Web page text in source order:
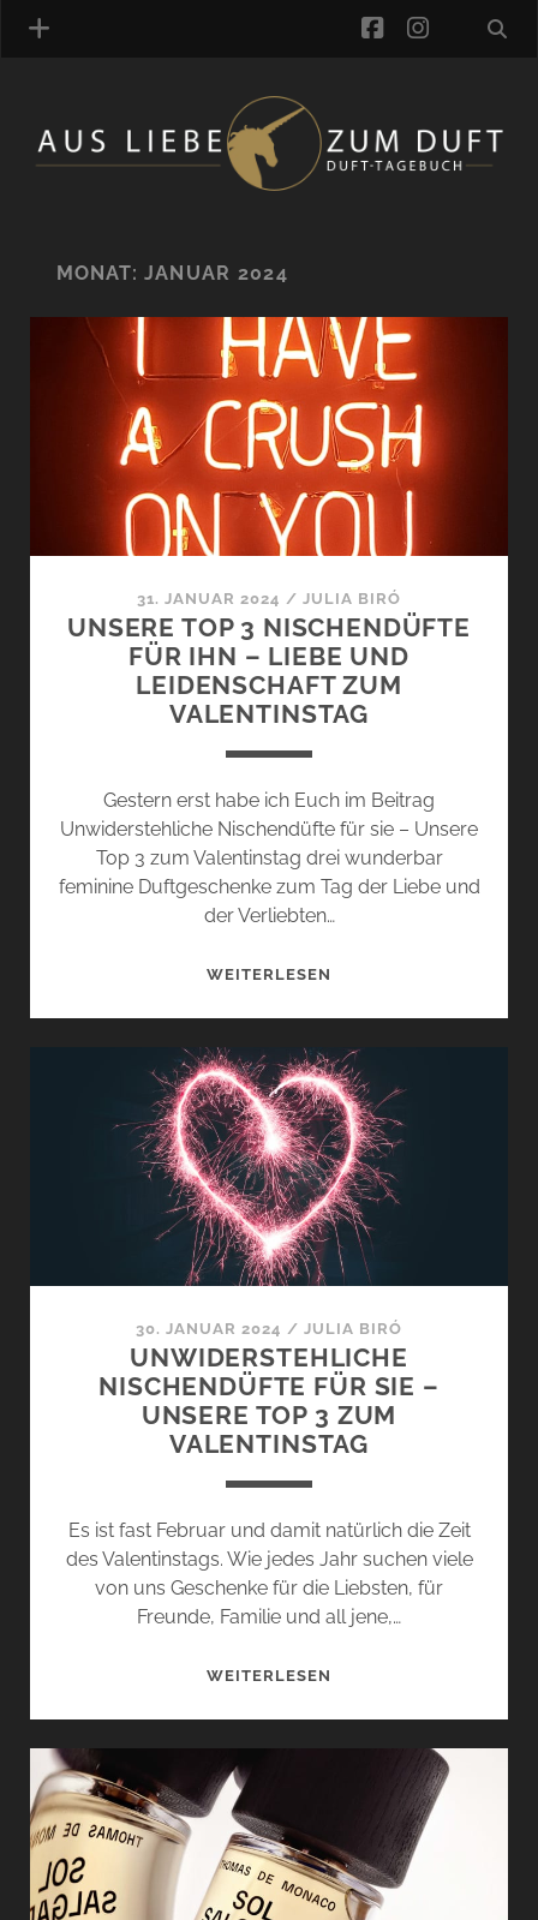
DUFTNOTEN
KOMMENTARE
KATEGORIEN
SCHLAGWORTE
LINK-SAMMLUNG
ARTIKEL-ARCHIV
ONLINE-SHOP
DAS ALZD-TEAM
facebook
MONAT: JANUAR 2024
31. JANUAR 2024 / JULIA BIRÓ
UNSERE TOP 3 NISCHENDÜFTE
FÜR IHN – LIEBE UND
LEIDENSCHAFT ZUM
VALENTINSTAG
Gestern erst habe ich Euch im Beitrag
Unwiderstehliche Nischendüfte für sie – Unsere
Top 3 zum Valentinstag drei wunderbar
feminine Duftgeschenke zum Tag der Liebe und
der Verliebten…
WEITERLESEN
NISCHENDÜFTE
FÜR
IHN
–
LIEBE
UND
LEIDENSCHAFT
ZUM
VALENTINSTAG
30. JANUAR 2024 / JULIA BIRÓ
UNWIDERSTEHLICHE
NISCHENDÜFTE FÜR SIE –
UNSERE TOP 3 ZUM
VALENTINSTAG
Es ist fast Februar und damit natürlich die Zeit
des Valentinstags. Wie jedes Jahr suchen viele
von uns Geschenke für die Liebsten, für
Freunde, Familie und all jene,…
WEITERLESEN
TOP
3
ZUM